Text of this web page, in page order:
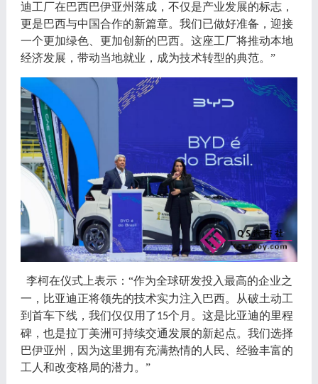
迪工厂在巴西巴伊亚州落成，不仅是产业发展的标志，
更是巴西与中国合作的新篇章。我们已做好准备，迎接
一个更加绿色、更加创新的巴西。这座工厂将推动本地
经济发展，带动当地就业，成为技术转型的典范。”
李柯在仪式上表示： “作为全球研发投入最高的企业之
一，比亚迪正将领先的技术实力注入巴西。从破土动工
到首车下线，我们仅仅用了15个月。这是比亚迪的里程
碑，也是拉丁美洲可持续交通发展的新起点。我们选择
巴伊亚州，因为这里拥有充满热情的人民、经验丰富的
工人和改变格局的潜力。”